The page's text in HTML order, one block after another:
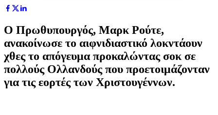
Ο Πρωθυπουργός, Μαρκ Ρούτε,
ανακοίνωσε το αιφνιδιαστικό λοκντάουν
χθες το απόγευμα προκαλώντας σοκ σε
πολλούς Ολλανδούς που προετοιμάζονταν
για τις εορτές των Χριστουγέννων.